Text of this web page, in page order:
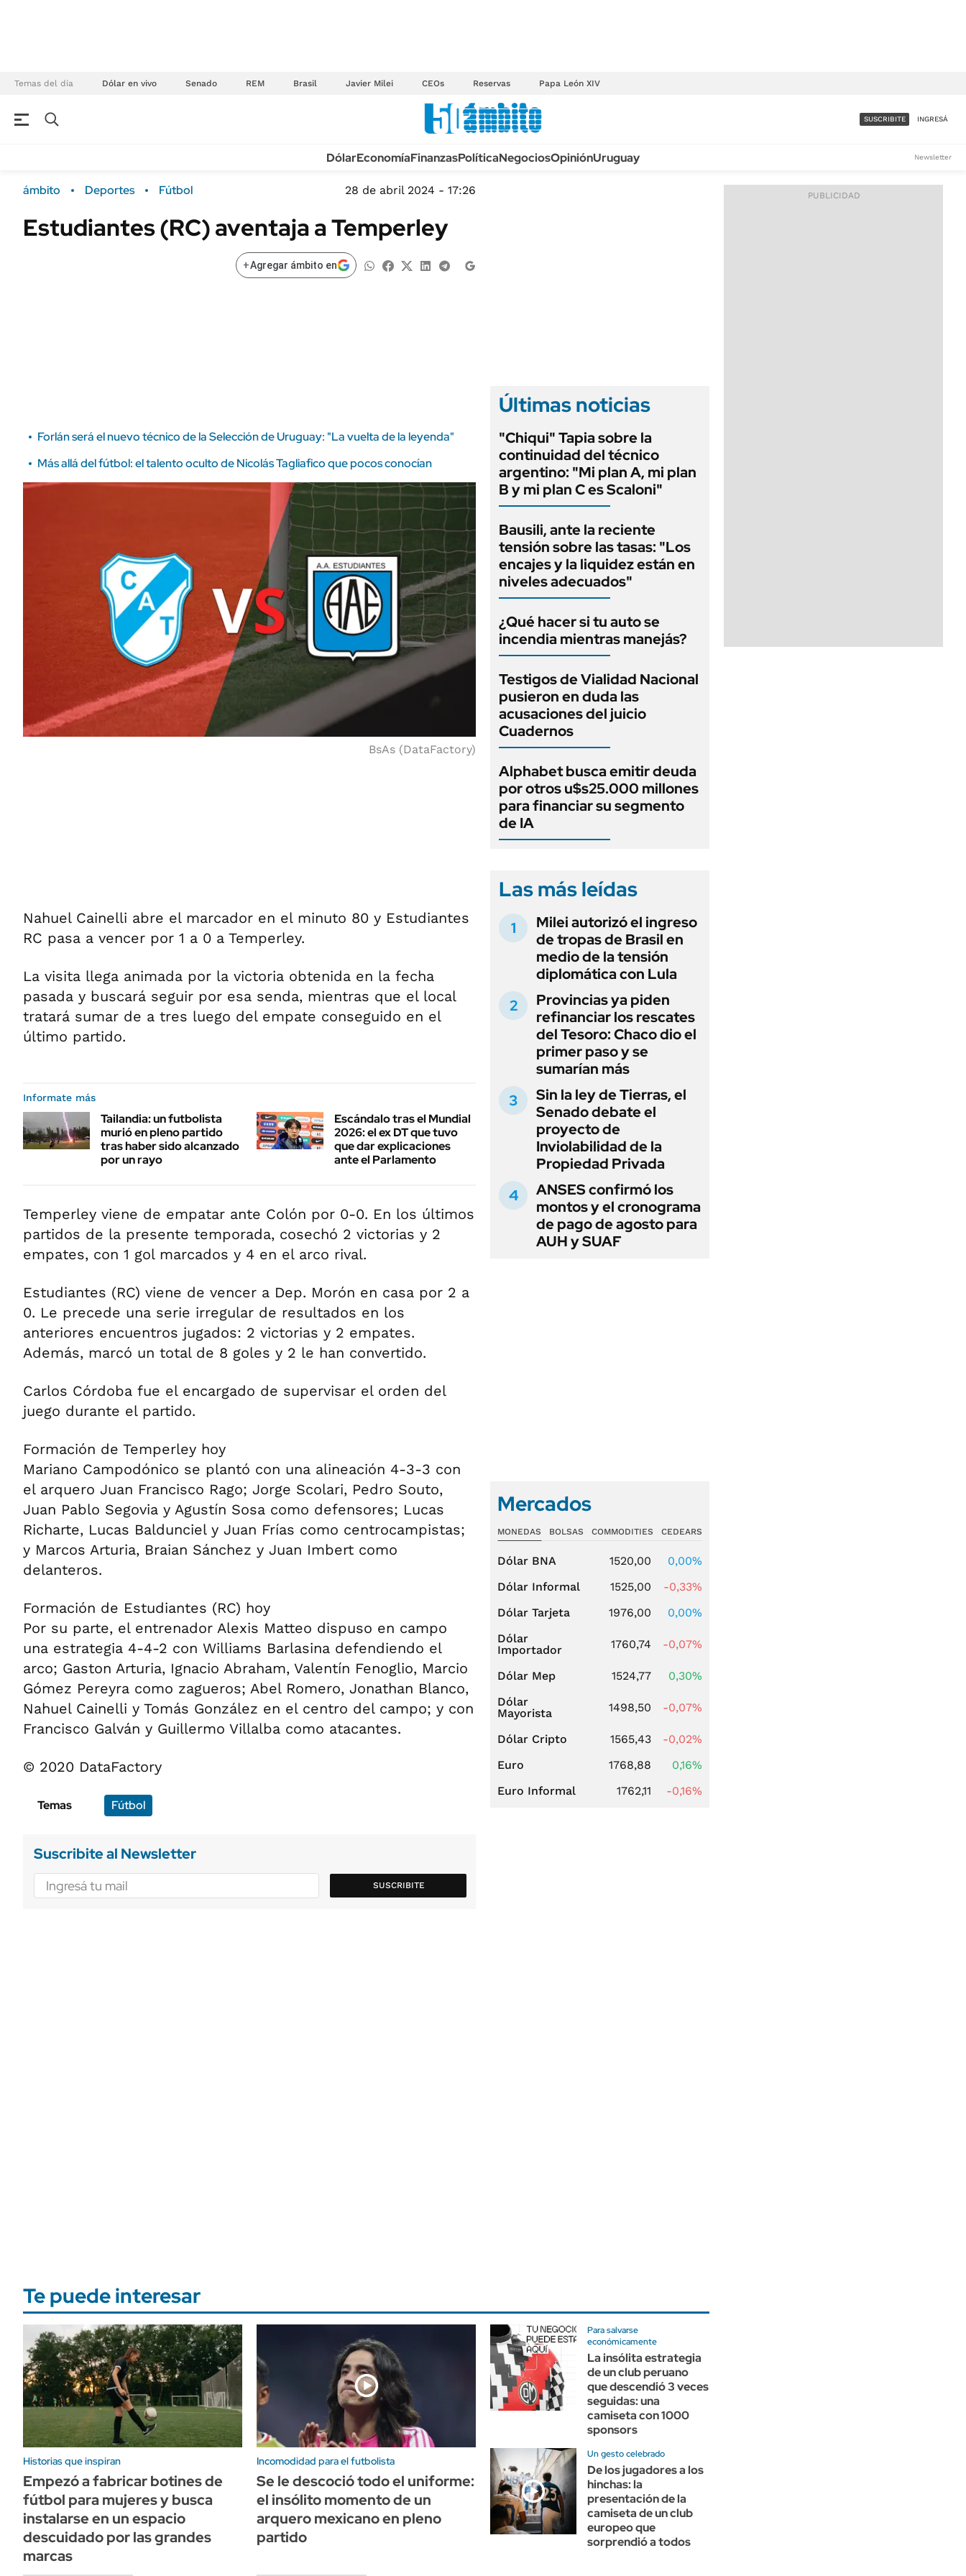
Temas del día Dólar en vivo Senado REM Brasil Javier Milei CEOs Reservas Papa León XIV
Campo Sustentabilidad
ENERGY REPORT
TECNOLOGÍA
MÉXICO
MUNDO
INFORMACIÓN GENERAL
ACCESO FULL - $1.800/MES
SUSCRIBITE INGRESÁ
DólarEconomíaFinanzasPolíticaNegociosOpiniónUruguay Newsletter
ámbito Deportes Fútbol 28 de abril 2024 - 17:26
Estudiantes (RC) aventaja a Temperley
+Agregar ámbito en
Forlán será el nuevo técnico de la Selección de Uruguay: "La vuelta de la leyenda"
Más allá del fútbol: el talento oculto de Nicolás Tagliafico que pocos conocían
BsAs (DataFactory)
Nahuel Cainelli abre el marcador en el minuto 80 y Estudiantes
RC pasa a vencer por 1 a 0 a Temperley.
La visita llega animada por la victoria obtenida en la fecha
pasada y buscará seguir por esa senda, mientras que el local
tratará sumar de a tres luego del empate conseguido en el
último partido.
Informate más
Tailandia: un futbolista
murió en pleno partido
tras haber sido alcanzado
por un rayo
Escándalo tras el Mundial
2026: el ex DT que tuvo
que dar explicaciones
ante el Parlamento
Temperley viene de empatar ante Colón por 0-0. En los últimos
partidos de la presente temporada, cosechó 2 victorias y 2
empates, con 1 gol marcados y 4 en el arco rival.
Estudiantes (RC) viene de vencer a Dep. Morón en casa por 2 a
0. Le precede una serie irregular de resultados en los
anteriores encuentros jugados: 2 victorias y 2 empates.
Además, marcó un total de 8 goles y 2 le han convertido.
Carlos Córdoba fue el encargado de supervisar el orden del
juego durante el partido.
Formación de Temperley hoy
Mariano Campodónico se plantó con una alineación 4-3-3 con
el arquero Juan Francisco Rago; Jorge Scolari, Pedro Souto,
Juan Pablo Segovia y Agustín Sosa como defensores; Lucas
Richarte, Lucas Baldunciel y Juan Frías como centrocampistas;
y Marcos Arturia, Braian Sánchez y Juan Imbert como
delanteros.
Formación de Estudiantes (RC) hoy
Por su parte, el entrenador Alexis Matteo dispuso en campo
una estrategia 4-4-2 con Williams Barlasina defendiendo el
arco; Gaston Arturia, Ignacio Abraham, Valentín Fenoglio, Marcio
Gómez Pereyra como zagueros; Abel Romero, Jonathan Blanco,
Nahuel Cainelli y Tomás González en el centro del campo; y con
Francisco Galván y Guillermo Villalba como atacantes.
© 2020 DataFactory
Temas Fútbol
Suscribite al Newsletter
SUSCRIBITE
Últimas noticias
"Chiqui" Tapia sobre la
continuidad del técnico
argentino: "Mi plan A, mi plan
B y mi plan C es Scaloni"
Bausili, ante la reciente
tensión sobre las tasas: "Los
encajes y la liquidez están en
niveles adecuados"
¿Qué hacer si tu auto se
incendia mientras manejás?
Testigos de Vialidad Nacional
pusieron en duda las
acusaciones del juicio
Cuadernos
Alphabet busca emitir deuda
por otros u$s25.000 millones
para financiar su segmento
de IA
Las más leídas
Milei autorizó el ingreso
de tropas de Brasil en
medio de la tensión
diplomática con Lula
Provincias ya piden
refinanciar los rescates
del Tesoro: Chaco dio el
primer paso y se
sumarían más
Sin la ley de Tierras, el
Senado debate el
proyecto de
Inviolabilidad de la
Propiedad Privada
ANSES confirmó los
montos y el cronograma
de pago de agosto para
AUH y SUAF
Mercados
MONEDAS BOLSAS COMMODITIES CEDEARS
Dólar BNA 1520,00
0,00%
Dólar Informal
1525,00
-0,33%
Dólar Tarjeta
1976,00
0,00%
Dólar
Importador
1760,74 -0,07%
Dólar Mep 1524,77
0,30%
Dólar
Mayorista
1498,50 -0,07%
Dólar Cripto 1565,43
-0,02%
Euro
1768,88
0,16%
Euro Informal
1762,11 -0,16%
Te puede interesar
Historias que inspiran
Empezó a fabricar botines de
fútbol para mujeres y busca
instalarse en un espacio
descuidado por las grandes
marcas
Incomodidad para el futbolista
Se le descoció todo el uniforme:
el insólito momento de un
arquero mexicano en pleno
partido
Para salvarse
económicamente
La insólita estrategia
de un club peruano
que descendió 3 veces
seguidas: una
camiseta con 1000
sponsors
Un gesto celebrado
De los jugadores a los
hinchas: la
presentación de la
camiseta de un club
europeo que
sorprendió a todos